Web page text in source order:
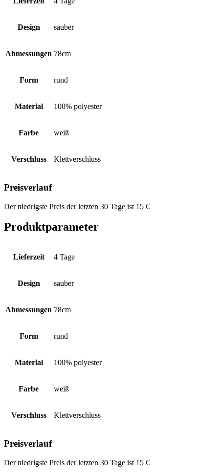
Design sauber
Abmessungen 78cm
Form rund
Material 100% polyester
Farbe weiß
Verschluss Klettverschluss
Preisverlauf
Der niedrigste Preis der letzten 30 Tage ist 15 €
Produktparameter
Lieferzeit 4 Tage
Design sauber
Abmessungen 78cm
Form rund
Material 100% polyester
Farbe weiß
Verschluss Klettverschluss
Preisverlauf
Der niedrigste Preis der letzten 30 Tage ist 15 €